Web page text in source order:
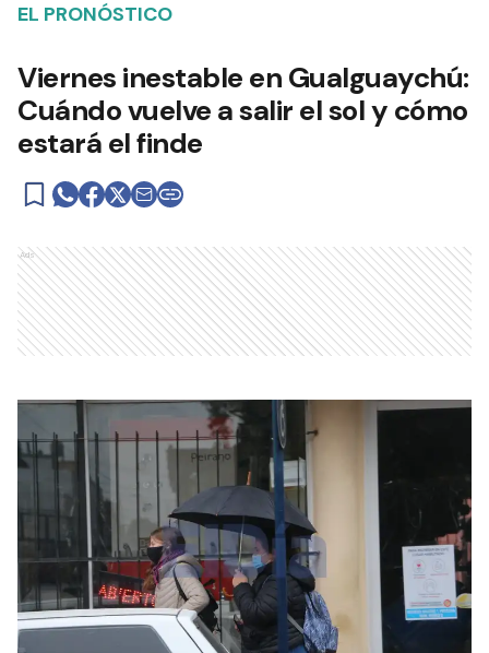
EL PRONÓSTICO
Viernes inestable en Gualguaychú:
Cuándo vuelve a salir el sol y cómo
estará el finde
Ads